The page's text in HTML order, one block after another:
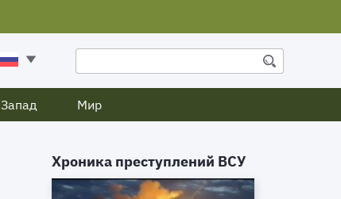
Запад Мир
Хроника преступлений ВСУ